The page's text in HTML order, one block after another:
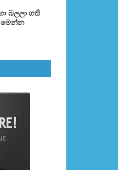
බලලා ගති